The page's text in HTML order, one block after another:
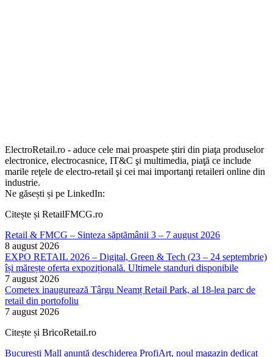
ElectroRetail.ro - aduce cele mai proaspete ştiri din piaţa produselor
electronice, electrocasnice, IT&C şi multimedia, piaţă ce include
marile reţele de electro-retail şi cei mai importanţi retaileri online din
industrie.
Ne găsești și pe LinkedIn:
Citește și RetailFMCG.ro
Retail & FMCG – Sinteza săptămânii 3 – 7 august 2026
8 august 2026
EXPO RETAIL 2026 – Digital, Green & Tech (23 – 24 septembrie)
își mărește oferta expozițională. Ultimele standuri disponibile
7 august 2026
Cometex inaugurează Târgu Neamț Retail Park, al 18-lea parc de
retail din portofoliu
7 august 2026
Citește și BricoRetail.ro
București Mall anunță deschiderea ProfiArt, noul magazin dedicat